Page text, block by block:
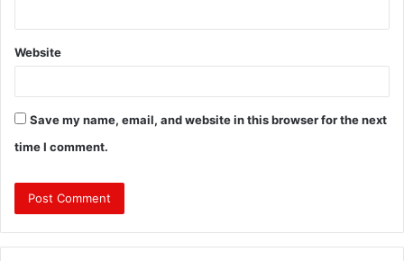
Website
Save my name, email, and website in this browser for the next
time I comment.